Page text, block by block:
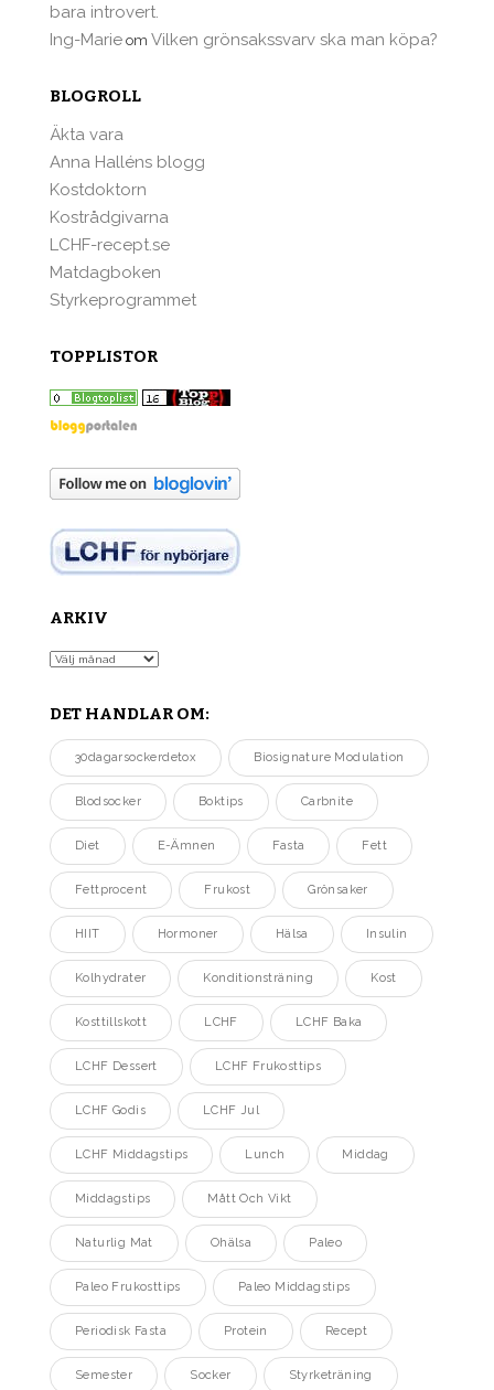
bara introvert.
Ing-Marie om Vilken grönsakssvarv ska man köpa?
BLOGROLL
Äkta vara
Anna Halléns blogg
Kostdoktorn
Kostrådgivarna
LCHF-recept.se
Matdagboken
Styrkeprogrammet
TOPPLISTOR
ARKIV
Arkiv
DET HANDLAR OM:
30dagarsockerdetox Biosignature Modulation
Blodsocker Boktips Carbnite
Diet E-Ämnen Fasta Fett
Fettprocent Frukost Grönsaker
HIIT Hormoner Hälsa Insulin
Kolhydrater Konditionsträning Kost
Kosttillskott LCHF LCHF Baka
LCHF Dessert LCHF Frukosttips
LCHF Godis LCHF Jul
LCHF Middagstips Lunch Middag
Middagstips Mått Och Vikt
Naturlig Mat Ohälsa Paleo
Paleo Frukosttips Paleo Middagstips
Periodisk Fasta Protein Recept
Semester Socker Styrketräning